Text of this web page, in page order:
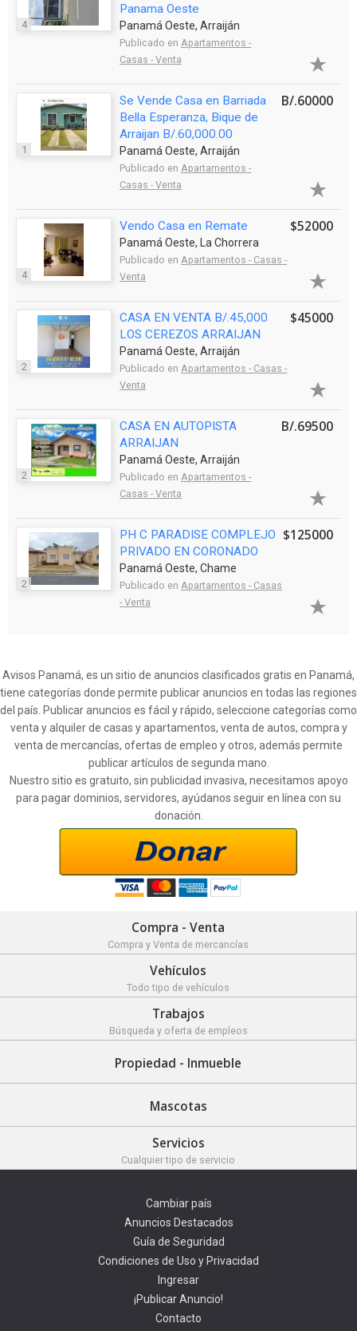
4
Panama Oeste
Panamá Oeste, Arraiján
Publicado en Apartamentos -
Casas - Venta
1
Se Vende Casa en Barriada
Bella Esperanza, Bique de
Arraijan B/.60,000.00
Panamá Oeste, Arraiján
Publicado en Apartamentos -
Casas - Venta
B/.60000
4
Vendo Casa en Remate
Panamá Oeste, La Chorrera
Publicado en Apartamentos - Casas -
Venta
$52000
2
CASA EN VENTA B/.45,000
LOS CEREZOS ARRAIJAN
Panamá Oeste, Arraiján
Publicado en Apartamentos - Casas -
Venta
$45000
2
CASA EN AUTOPISTA
ARRAIJAN
Panamá Oeste, Arraiján
Publicado en Apartamentos -
Casas - Venta
B/.69500
2
PH C PARADISE COMPLEJO
PRIVADO EN CORONADO
Panamá Oeste, Chame
Publicado en Apartamentos - Casas
- Venta
$125000
Avisos Panamá, es un sitio de anuncios clasificados gratis en Panamá,
tiene categorías donde permite publicar anuncios en todas las regiones
del país. Publicar anuncios es fácil y rápido, seleccione categorías como
venta y alquiler de casas y apartamentos, venta de autos, compra y
venta de mercancías, ofertas de empleo y otros, además permite
publicar artículos de segunda mano.
Nuestro sitio es gratuito, sin publicidad invasiva, necesitamos apoyo
para pagar dominios, servidores, ayúdanos seguir en línea con su
donación.
Compra - Venta
Compra y Venta de mercancías
Vehículos
Todo tipo de vehículos
Trabajos
Búsqueda y oferta de empleos
Propiedad - Inmueble
Mascotas
Servicios
Cualquier tipo de servicio
Cambiar país
Anuncios Destacados
Guía de Seguridad
Condiciones de Uso y Privacidad
Ingresar
¡Publicar Anuncio!
Contacto